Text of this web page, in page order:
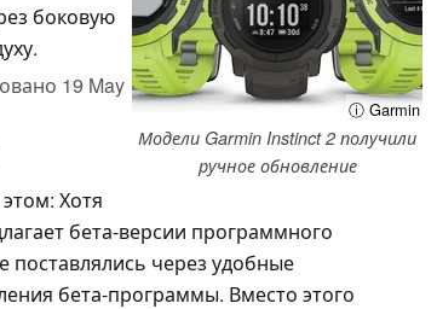
ⓘ Garmin
Модели Garmin Instinct 2 получили
ручное обновление
боковую
19 May
Хотя
бета-версии программного
поставлялись через удобные
бета-программы. Вместо этого